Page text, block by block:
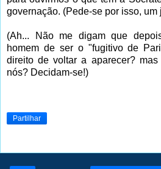
governação. (Pede-se por isso, um
(Ah... Não me digam que
homem de ser o "fugitivo de
direito de voltar a aparecer?
nós? Decidam-se!)
Partilhar